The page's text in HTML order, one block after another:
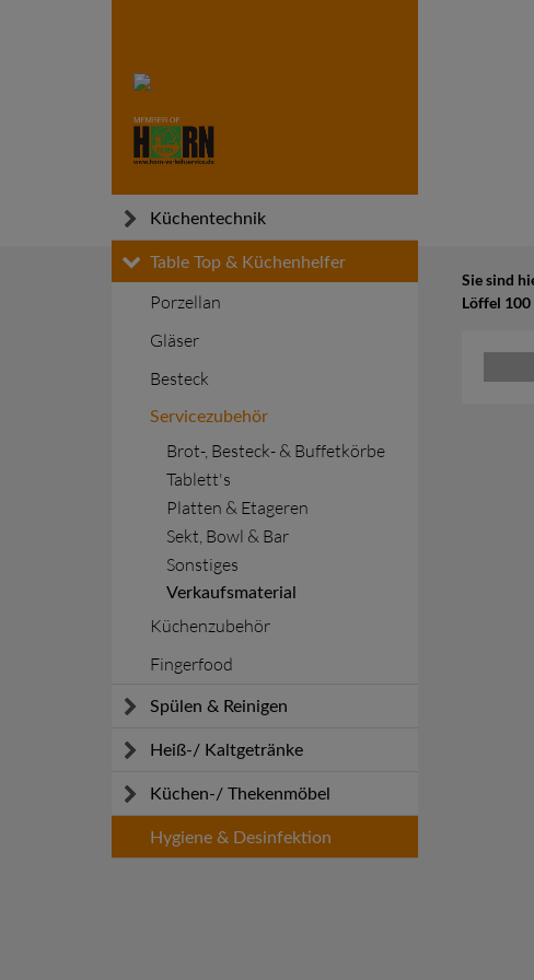
Küchentechnik
Küchen- und Gargeräte
Warmhalten
Transportieren
Kühlen und Tiefkühlen
Installationsmaterial
Table Top & Küchenhelfer
Porzellan
Gläser
Besteck
Servicezubehör
Brot-, Besteck- & Buffetkörbe
Tablett's
Platten & Etageren
Sekt, Bowl & Bar
Sonstiges
Verkaufsmaterial
Küchenzubehör
Fingerfood
Spülen & Reinigen
Spülmaschinen
Reinigen
Sicherheit
Heiß-/ Kaltgetränke
Kaffeemaschinen
Schankanlagen
Küchen-/ Thekenmöbel
KOOLKITpremium
Hygiene & Desinfektion
Sie sind
Löffel